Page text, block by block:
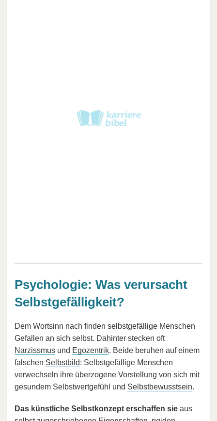
Psychologie: Was verursacht
Selbstgefälligkeit?
Dem Wortsinn nach finden selbstgefällige Menschen
Gefallen an sich selbst. Dahinter stecken oft
Narzissmus und Egozentrik. Beide beruhen auf einem
falschen Selbstbild: Selbstgefällige Menschen
verwechseln ihre überzogene Vorstellung von sich mit
gesundem Selbstwertgefühl und Selbstbewusstsein.
Das künstliche Selbstkonzept erschaffen sie aus